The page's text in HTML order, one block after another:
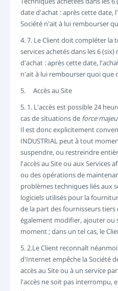
date d'achat : après cette date,
Société n'ait à lui rembourser
4. 7. Le Client doit compléter la
services achetés dans les 6
d'achat : après cette date,
n'ait à lui rembourser quoi que
5. Accès au Site
5. 1. L'accès est possible 24
cas de situations de force
Il est donc explicitement
INDUSTRIAL peut à tout
suspendre, ou restreindre
l'accès au Site ou aux Services
ou des opérations de
problèmes techniques liés aux
logiciels utilisés pour la
de la part des fournisseurs tiers
également modifier, ajouter ou
moment ; dans un tel cas, le
5. 2.Le Client reconnaît
d'Internet empêche la Société
accès au Site ou à un service
l'accès ne soit pas interrompu,